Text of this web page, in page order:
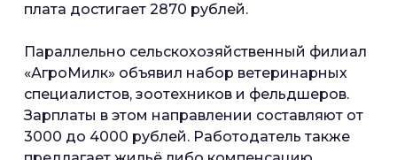
плата достигает 2870 рублей.
Параллельно сельскохозяйственный филиал
«АгроМилк» объявил набор ветеринарных
специалистов, зоотехников и фельдшеров.
Зарплаты в этом направлении составляют от
3000 до 4000 рублей. Работодатель также